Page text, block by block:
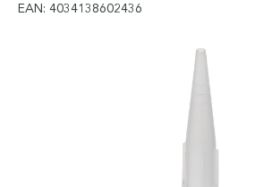
EAN: 4034138602436